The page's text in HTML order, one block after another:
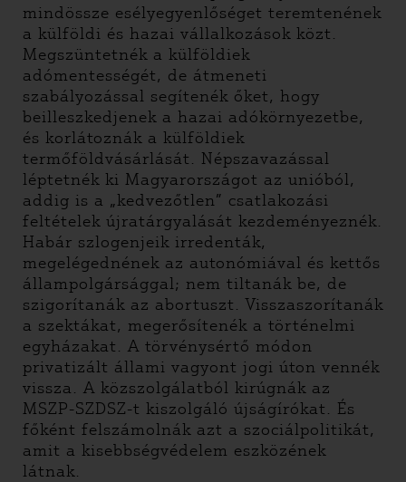
mindössze esélyegyenlőséget teremtenének
a külföldi és hazai vállalkozások közt.
Megszüntetnék a külföldiek
adómentességét, de átmeneti
szabályozással segítenék őket, hogy
beilleszkedjenek a hazai adókörnyezetbe,
és korlátoznák a külföldiek
termőföldvásárlását. Népszavazással
léptetnék ki Magyarországot az unióból,
addig is a „kedvezőtlen” csatlakozási
feltételek újratárgyalását kezdeményeznék.
Habár szlogenjeik irredenták,
megelégednének az autonómiával és kettős
állampolgársággal; nem tiltanák be, de
szigorítanák az abortuszt. Visszaszorítanák
a szektákat, megerősítenék a történelmi
egyházakat. A törvénysértő módon
privatizált állami vagyont jogi úton vennék
vissza. A közszolgálatból kirúgnák az
MSZP-SZDSZ-t kiszolgáló újságírókat. És
főként felszámolnák azt a szociálpolitikát,
amit a kisebbségvédelem eszközének
látnak.